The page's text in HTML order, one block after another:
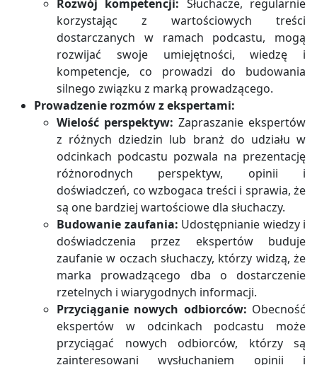
Rozwój kompetencji: Słuchacze, regularnie
korzystając z wartościowych treści
dostarczanych w ramach podcastu, mogą
rozwijać swoje umiejętności, wiedzę i
kompetencje, co prowadzi do budowania
silnego związku z marką prowadzącego.
Prowadzenie rozmów z ekspertami:
Wielość perspektyw: Zapraszanie ekspertów
z różnych dziedzin lub branż do udziału w
odcinkach podcastu pozwala na prezentację
różnorodnych perspektyw, opinii i
doświadczeń, co wzbogaca treści i sprawia, że
są one bardziej wartościowe dla słuchaczy.
Budowanie zaufania: Udostępnianie wiedzy i
doświadczenia przez ekspertów buduje
zaufanie w oczach słuchaczy, którzy widzą, że
marka prowadzącego dba o dostarczenie
rzetelnych i wiarygodnych informacji.
Przyciąganie nowych odbiorców: Obecność
ekspertów w odcinkach podcastu może
przyciągać nowych odbiorców, którzy są
zainteresowani wysłuchaniem opinii i